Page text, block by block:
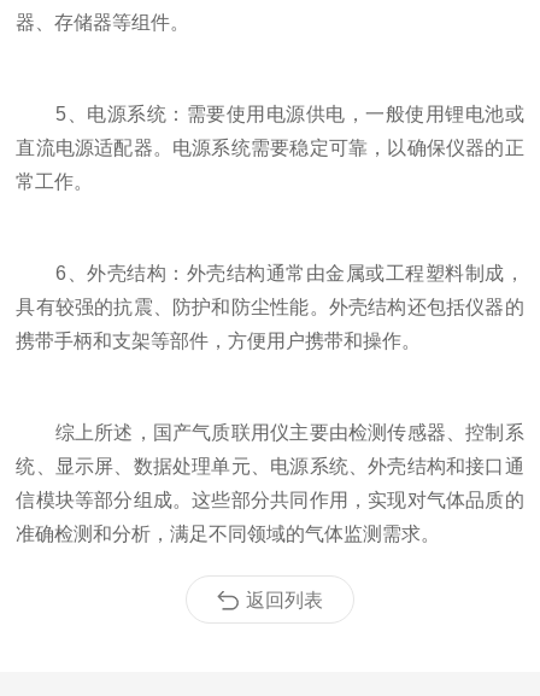
器、存储器等组件。
5、电源系统：需要使用电源供电，一般使用锂电池或
直流电源适配器。电源系统需要稳定可靠，以确保仪器的正
常工作。
6、外壳结构：外壳结构通常由金属或工程塑料制成，
具有较强的抗震、防护和防尘性能。外壳结构还包括仪器的
携带手柄和支架等部件，方便用户携带和操作。
综上所述，国产气质联用仪主要由检测传感器、控制系
统、显示屏、数据处理单元、电源系统、外壳结构和接口通
信模块等部分组成。这些部分共同作用，实现对气体品质的
准确检测和分析，满足不同领域的气体监测需求。
返回列表